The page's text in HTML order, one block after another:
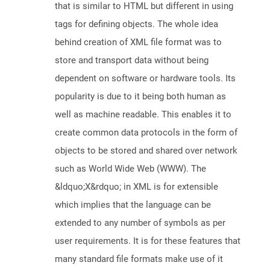
that is similar to HTML but different in using
tags for defining objects. The whole idea
behind creation of XML file format was to
store and transport data without being
dependent on software or hardware tools. Its
popularity is due to it being both human as
well as machine readable. This enables it to
create common data protocols in the form of
objects to be stored and shared over network
such as World Wide Web (WWW). The
&ldquo;X&rdquo; in XML is for extensible
which implies that the language can be
extended to any number of symbols as per
user requirements. It is for these features that
many standard file formats make use of it